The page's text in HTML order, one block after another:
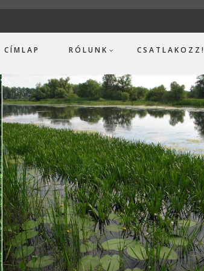
CÍMLAP RÓLUNK CSATLAKOZZ!